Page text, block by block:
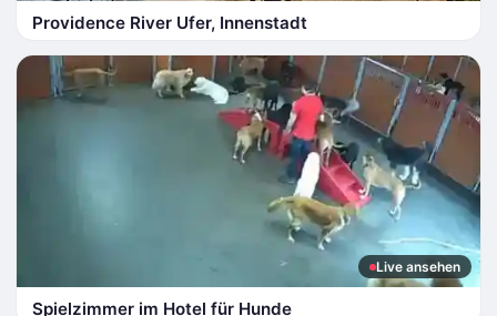
Providence River Ufer, Innenstadt
Live ansehen
Spielzimmer im Hotel für Hunde